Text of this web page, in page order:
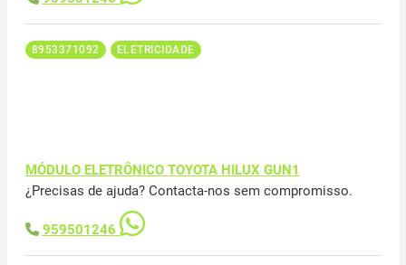
8953371092 ELETRICIDADE
MÓDULO ELETRÔNICO TOYOTA HILUX GUN1
¿Precisas de ajuda? Contacta-nos sem compromisso.
959501246